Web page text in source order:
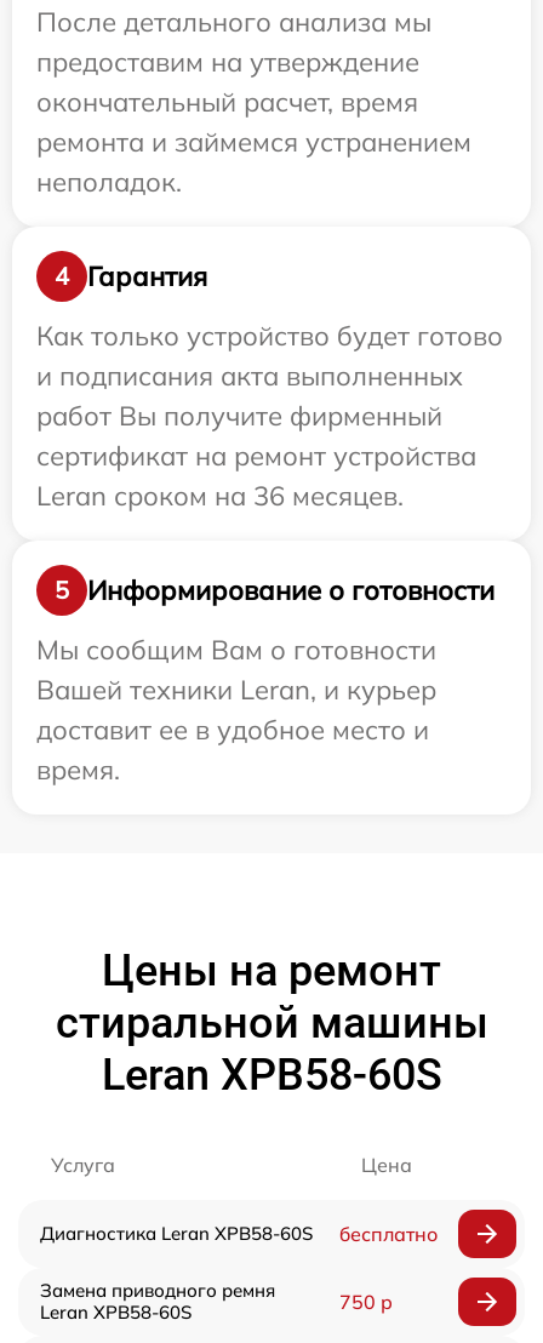
После детального анализа мы
предоставим на утверждение
окончательный расчет, время
ремонта и займемся устранением
неполадок.
4
Гарантия
Как только устройство будет готово
и подписания акта выполненных
работ Вы получите фирменный
сертификат на ремонт устройства
Leran сроком на 36 месяцев.
5
Информирование о готовности
Мы сообщим Вам о готовности
Вашей техники Leran, и курьер
доставит ее в удобное место и
время.
Цены на ремонт
стиральной машины
Leran XPB58-60S
Услуга Цена
Диагностика Leran XPB58-60S бесплатно
Замена приводного ремня
Leran XPB58-60S
750 р